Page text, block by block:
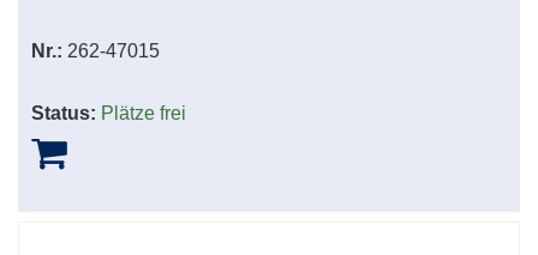
Nr.: 262-47015
Status: Plätze frei